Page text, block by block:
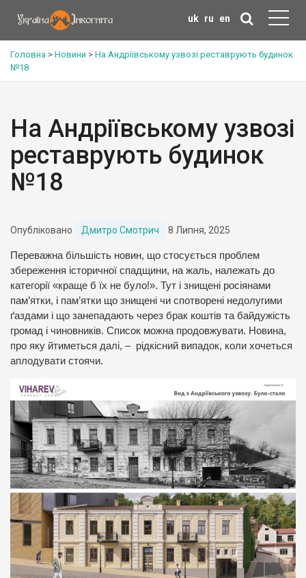
uk ru en
Головна > Новини > На Андріївському узвозі реставрують будинок
№18
На Андріївському узвозі
реставрують будинок
№18
Опубліковано Дмитро Смотрич 8 Липня, 2025
Переважна більшість новин, що стосується проблем
збереження історичної спадщини, на жаль, належать до
категорії «краще б їх не було!». Тут і знищені росіянами
пам’ятки, і пам’ятки що знищені чи спотворені недолугими
ґаздами і що занепадають через брак коштів та байдужість
громад і чиновників. Список можна продовжувати. Новина,
про яку йтиметься далі, – рідкісний випадок, коли хочеться
аплодувати стоячи.